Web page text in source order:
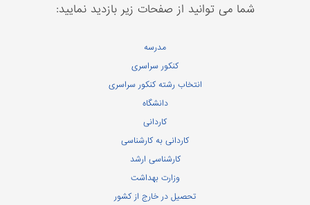
شما می توانید از صفحات زیر بازدید نمایید:
مدرسه
کنکور سراسری
انتخاب رشته کنکور سراسری
دانشگاه
کاردانی
کاردانی به کارشناسی
کارشناسی ارشد
وزارت بهداشت
تحصیل در خارج از کشور